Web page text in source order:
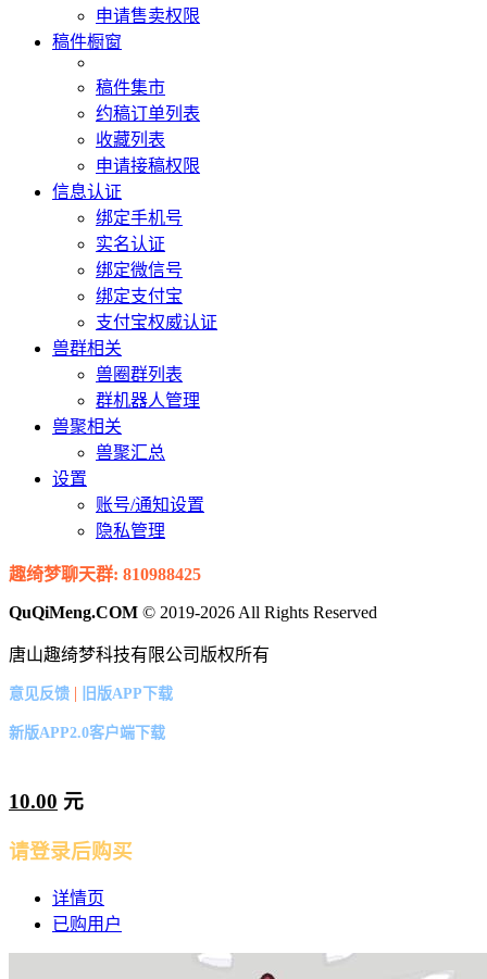
申请售卖权限
稿件橱窗
稿件集市
约稿订单列表
收藏列表
申请接稿权限
信息认证
绑定手机号
实名认证
绑定微信号
绑定支付宝
支付宝权威认证
兽群相关
兽圈群列表
群机器人管理
兽聚相关
兽聚汇总
设置
账号/通知设置
隐私管理
趣绮梦聊天群: 810988425
QuQiMeng.COM © 2019-2026 All Rights Reserved
唐山趣绮梦科技有限公司版权所有
意见反馈 | 旧版APP下载
新版APP2.0客户端下载
10.00 元
请登录后购买
详情页
已购用户